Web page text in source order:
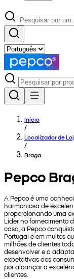
Início
/
Localizador de
/
Braga
Pepco
A Pepco é uma
harmoniosa de
proporcionando uma
Líder no fornecimento
casa, a Pepco
Portugal e em muitos
milhões de clientes
desenvolver e a
expetativas dos
por alcançar a
clientes.